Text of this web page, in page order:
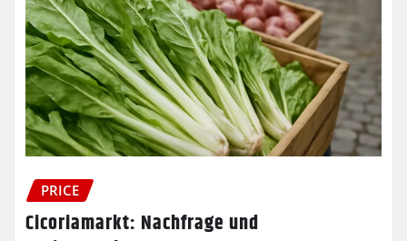
PRICE
Cicoriamarkt: Nachfrage und